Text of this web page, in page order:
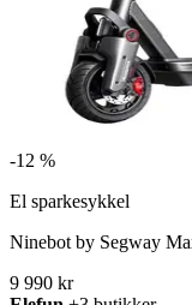
-12 %
El sparkesykkel
Ninebot by Segway
9 990 kr